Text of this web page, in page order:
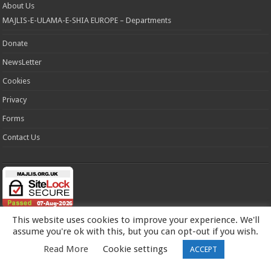
About Us
MAJLIS-E-ULAMA-E-SHIA EUROPE – Departments
Donate
NewsLetter
Cookies
Privacy
Forms
Contact Us
Categories
This website uses cookies to improve your experience. We'll
assume you're ok with this, but you can opt-out if you wish.
Read More
Cookie settings ACCEPT